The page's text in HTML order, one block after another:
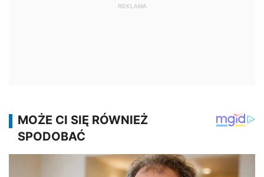
REKLAMA